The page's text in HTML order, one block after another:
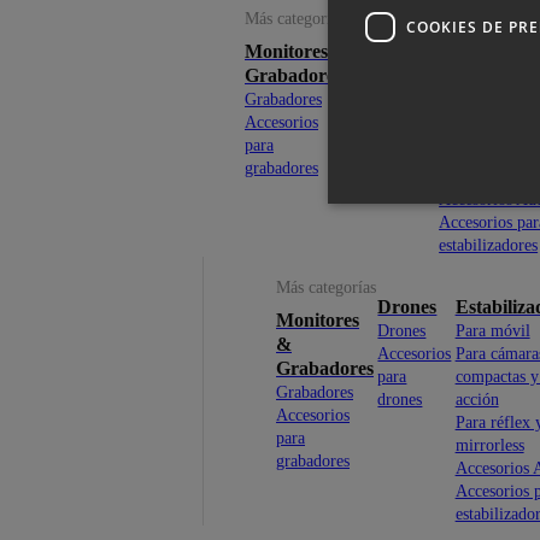
Más categorías
Monitores &
Grabadores
Grabadores
Accesorios
para
grabadores
Drones
Accesorios
estabilizadores
Más categorías
Monitores
&
Grabadores
Grabadores
Accesorios
para
grabadores
Drones
Drones
Accesorios
para
drones
Para móvil
Para
compactas
acción
Para réflex
mirrorless
Accesorios
Accesorios
COOKIES DE